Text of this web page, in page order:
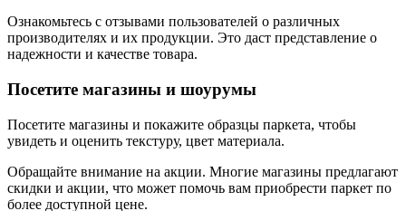
Ознакомьтесь с отзывами пользователей о различных
производителях и их продукции. Это даст представление о
надежности и качестве товара.
Посетите магазины и шоурумы
Посетите магазины и покажите образцы паркета, чтобы
увидеть и оценить текстуру, цвет материала.
Обращайте внимание на акции. Многие магазины предлагают
скидки и акции, что может помочь вам приобрести паркет по
более доступной цене.